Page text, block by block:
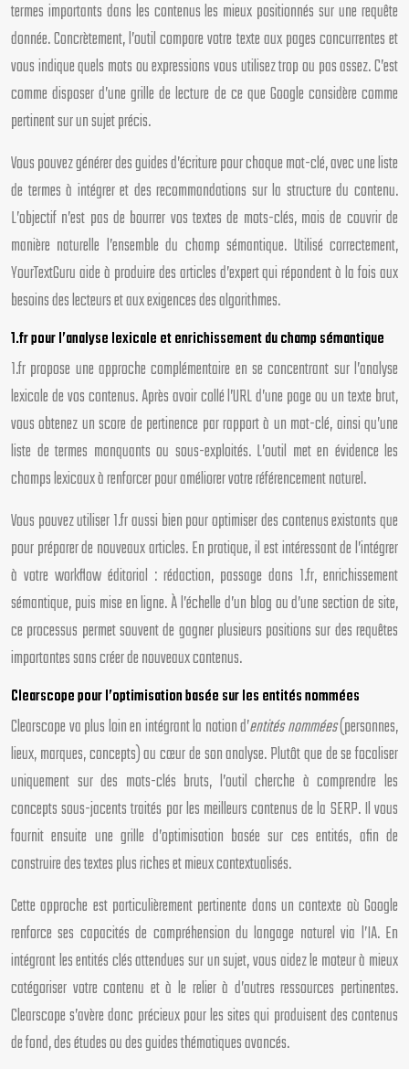
termes importants dans les contenus les mieux positionnés sur une requête
donnée. Concrètement, l’outil compare votre texte aux pages concurrentes et
vous indique quels mots ou expressions vous utilisez trop ou pas assez. C’est
comme disposer d’une grille de lecture de ce que Google considère comme
pertinent sur un sujet précis.
Vous pouvez générer des guides d’écriture pour chaque mot-clé, avec une liste
de termes à intégrer et des recommandations sur la structure du contenu.
L’objectif n’est pas de bourrer vos textes de mots-clés, mais de couvrir de
manière naturelle l’ensemble du champ sémantique. Utilisé correctement,
YourTextGuru aide à produire des articles d’expert qui répondent à la fois aux
besoins des lecteurs et aux exigences des algorithmes.
1.fr pour l’analyse lexicale et enrichissement du champ sémantique
1.fr propose une approche complémentaire en se concentrant sur l’analyse
lexicale de vos contenus. Après avoir collé l’URL d’une page ou un texte brut,
vous obtenez un score de pertinence par rapport à un mot-clé, ainsi qu’une
liste de termes manquants ou sous-exploités. L’outil met en évidence les
champs lexicaux à renforcer pour améliorer votre référencement naturel.
Vous pouvez utiliser 1.fr aussi bien pour optimiser des contenus existants que
pour préparer de nouveaux articles. En pratique, il est intéressant de l’intégrer
à votre workflow éditorial : rédaction, passage dans 1.fr, enrichissement
sémantique, puis mise en ligne. À l’échelle d’un blog ou d’une section de site,
ce processus permet souvent de gagner plusieurs positions sur des requêtes
importantes sans créer de nouveaux contenus.
Clearscope pour l’optimisation basée sur les entités nommées
Clearscope va plus loin en intégrant la notion d’entités nommées(personnes,
lieux, marques, concepts) au cœur de son analyse. Plutôt que de se focaliser
uniquement sur des mots-clés bruts, l’outil cherche à comprendre les
concepts sous-jacents traités par les meilleurs contenus de la SERP. Il vous
fournit ensuite une grille d’optimisation basée sur ces entités, afin de
construire des textes plus riches et mieux contextualisés.
Cette approche est particulièrement pertinente dans un contexte où Google
renforce ses capacités de compréhension du langage naturel via l’IA. En
intégrant les entités clés attendues sur un sujet, vous aidez le moteur à mieux
catégoriser votre contenu et à le relier à d’autres ressources pertinentes.
Clearscope s’avère donc précieux pour les sites qui produisent des contenus
de fond, des études ou des guides thématiques avancés.